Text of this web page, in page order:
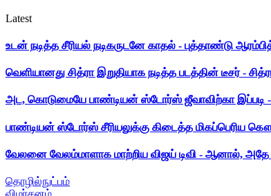
Latest
உடன் நடித்த சீரியல் நடிகருடனே காதல் - புத்தாண்டு
வெளியானது சித்ரா இறுதியாக நடித்த படத்தின் டீசர் -
அட, கொடுமையே பாண்டியன் ஸ்டோர்ஸ் ஜீவாவிற்கா இப்படி
பாண்டியன் ஸ்டோர்ஸ் சீரியலுக்கு கிடைத்த மிகப்பெரிய
வேலனை வேலம்மாளாக மாற்றிய விஜய் டிவி - ஆனால்,
தொழில்நுட்பம்